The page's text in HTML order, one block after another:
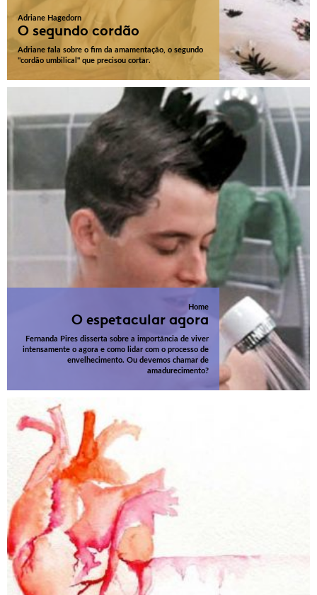
Adriane Hagedorn
O segundo cordão
Adriane fala sobre o fim da amamentação, o segundo
"cordão umbilical" que precisou cortar.
Home
O espetacular agora
Fernanda Pires disserta sobre a importância de viver
intensamente o agora e como lidar com o processo de
envelhecimento. Ou devemos chamar de
amadurecimento?